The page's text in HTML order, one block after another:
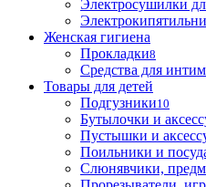
Электросушилки
Женская гигиена
Прокладки8
Средства для
Товары для детей
Подгузники10
Бутылочки и
Пустышки и
Поильники и
Слюнявчики,